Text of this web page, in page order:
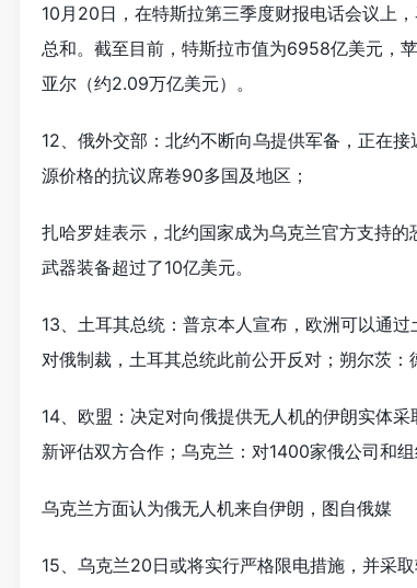
10月20日，在特斯拉第三季度财报电话会议上
总和。截至目前，特斯拉市值为6958亿美元，
亚尔（约2.09万亿美元）。
12、俄外交部：北约不断向乌提供军备，正在
源价格的抗议席卷90多国及地区；
扎哈罗娃表示，北约国家成为乌克兰官方支持
武器装备超过了10亿美元。
13、土耳其总统：普京本人宣布，欧洲可以通
对俄制裁，土耳其总统此前公开反对；朔尔茨：
14、欧盟：决定对向俄提供无人机的伊朗实体
新评估双方合作；乌克兰：对1400家俄公司和
乌克兰方面认为俄无人机来自伊朗，图自俄媒
15、乌克兰20日或将实行严格限电措施，并采